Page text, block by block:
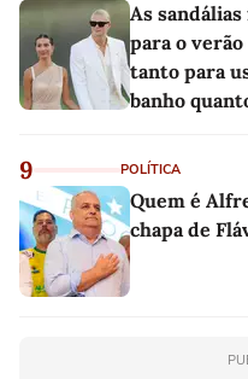
As
para o
tanto para
banho
9 POLÍTICA
Quem é
chapa de